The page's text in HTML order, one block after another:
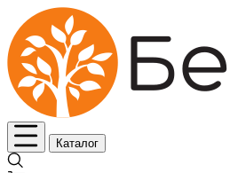
Каталог